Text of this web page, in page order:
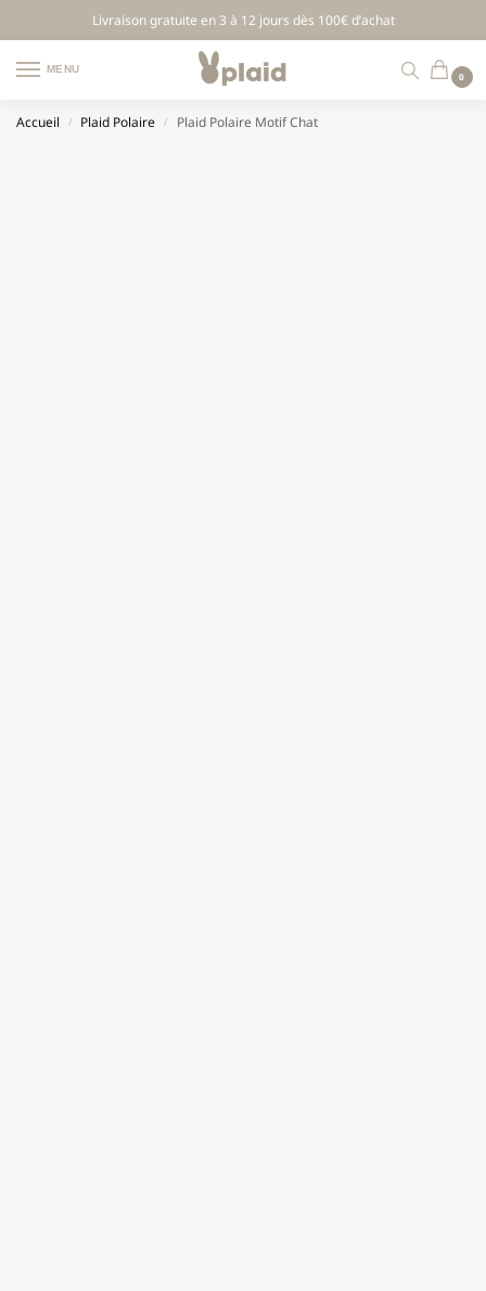
Livraison gratuite en 3 à 12 jours dès 100€ d’achat
MENU
0
Accueil / Plaid Polaire / Plaid Polaire Motif Chat